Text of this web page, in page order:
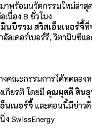
มาพร้อมนวัตกรรมใหม่ล่าสุ
นื่อง 8 ชั่วโมง
นบีรวม สวิสเอ็นเนอร์จี้ที่
อัลเดอร์เบอร์รี, วิตามินซี
งคณะกรรมการได้ทดลอง
กียรติ โดยมี คุณผุสดี สินธุ
นเนอร์จี้ และตอนนี้มีข่าว
SwissEnergy